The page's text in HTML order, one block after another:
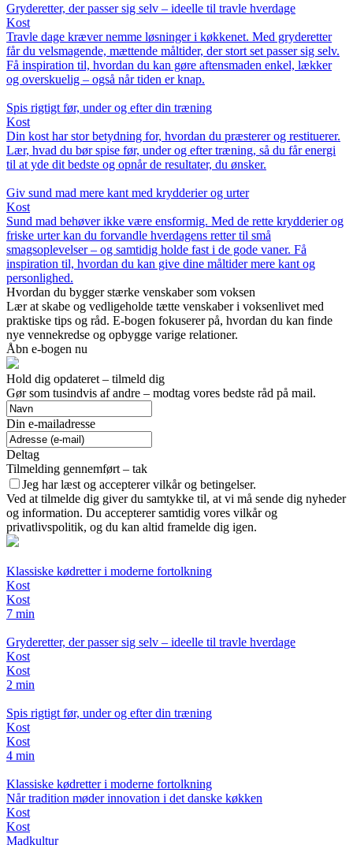
Gryderetter, der passer sig selv – ideelle til travle hverdage
Kost
Travle dage kræver nemme løsninger i køkkenet. Med gryderetter
får du velsmagende, mættende måltider, der stort set passer sig selv.
Få inspiration til, hvordan du kan gøre aftensmaden enkel, lækker
og overskuelig – også når tiden er knap.
Spis rigtigt før, under og efter din træning
Kost
Din kost har stor betydning for, hvordan du præsterer og restituerer.
Lær, hvad du bør spise før, under og efter træning, så du får energi
til at yde dit bedste og opnår de resultater, du ønsker.
Giv sund mad mere kant med krydderier og urter
Kost
Sund mad behøver ikke være ensformig. Med de rette krydderier og
friske urter kan du forvandle hverdagens retter til små
smagsoplevelser – og samtidig holde fast i de gode vaner. Få
inspiration til, hvordan du kan give dine måltider mere kant og
personlighed.
Hvordan du bygger stærke venskaber som voksen
Lær at skabe og vedligeholde tætte venskaber i voksenlivet med
praktiske tips og råd. E-bogen fokuserer på, hvordan du kan finde
nye vennekredse og opbygge varige relationer.
Åbn e-bogen nu
Hold dig opdateret – tilmeld dig
Gør som tusindvis af andre – modtag vores bedste råd på mail.
Din e-mailadresse
Deltag
Tilmelding gennemført – tak
Jeg har læst og accepterer vilkår og betingelser.
Ved at tilmelde dig giver du samtykke til, at vi må sende dig nyheder
og information. Du accepterer samtidig vores vilkår og
privatlivspolitik, og du kan altid framelde dig igen.
Klassiske kødretter i moderne fortolkning
Kost
Kost
7 min
Gryderetter, der passer sig selv – ideelle til travle hverdage
Kost
Kost
2 min
Spis rigtigt før, under og efter din træning
Kost
Kost
4 min
Klassiske kødretter i moderne fortolkning
Når tradition møder innovation i det danske køkken
Kost
Kost
Madkultur